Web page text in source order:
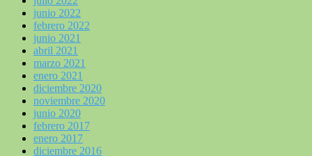
junio 2022
febrero 2022
junio 2021
abril 2021
marzo 2021
enero 2021
diciembre 2020
noviembre 2020
junio 2020
febrero 2017
enero 2017
diciembre 2016